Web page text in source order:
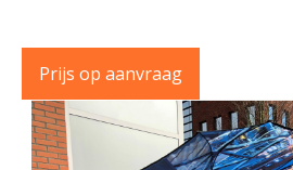
Prijs op aanvraag